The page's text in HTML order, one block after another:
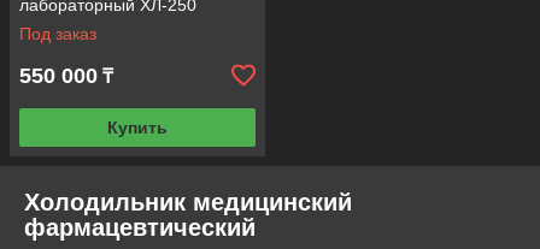
лабораторный ХЛ-250
"POZIS
Под заказ
550 000 ₸
Купить
Холодильник медицинский
фармацевтический